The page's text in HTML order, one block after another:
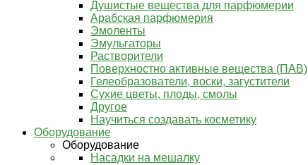
Душистые вещества для парфюмерии
Арабская парфюмерия
Эмоленты
Эмульгаторы
Растворители
Поверхностно активные вещества (ПАВ)
Гелеобразователи, воски, загустители
Сухие цветы, плоды, смолы
Другое
Научиться создавать косметику
Оборудование
Оборудование
Насадки на мешалку